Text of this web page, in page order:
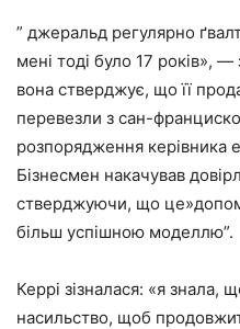
” джеральд регулярно
мені тоді було 17 років»,
вона стверджує, що її
перевезли з сан-
розпорядження керівника
Бізнесмен накачував
стверджуючи, що
більш успішною моделлю”.
Керрі зізналася: «я знала,
насильство, щоб